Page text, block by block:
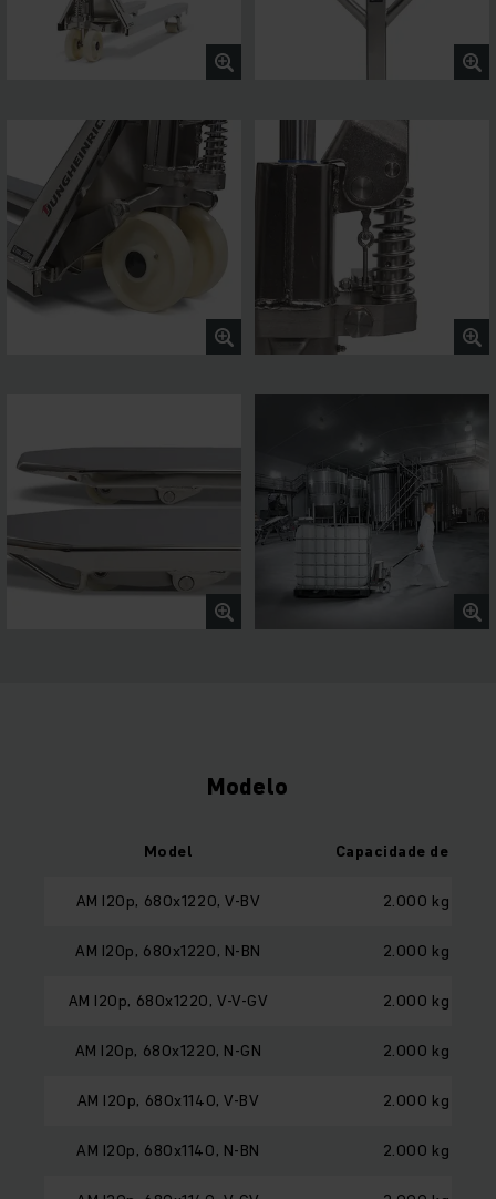
Modelo
Model Capacidade de
AM I20p, 680x1220, V-BV 2.000 kg
AM I20p, 680x1220, N-BN 2.000 kg
AM I20p, 680x1220, V-V-GV 2.000 kg
AM I20p, 680x1220, N-GN 2.000 kg
AM I20p, 680x1140, V-BV 2.000 kg
AM I20p, 680x1140, N-BN 2.000 kg